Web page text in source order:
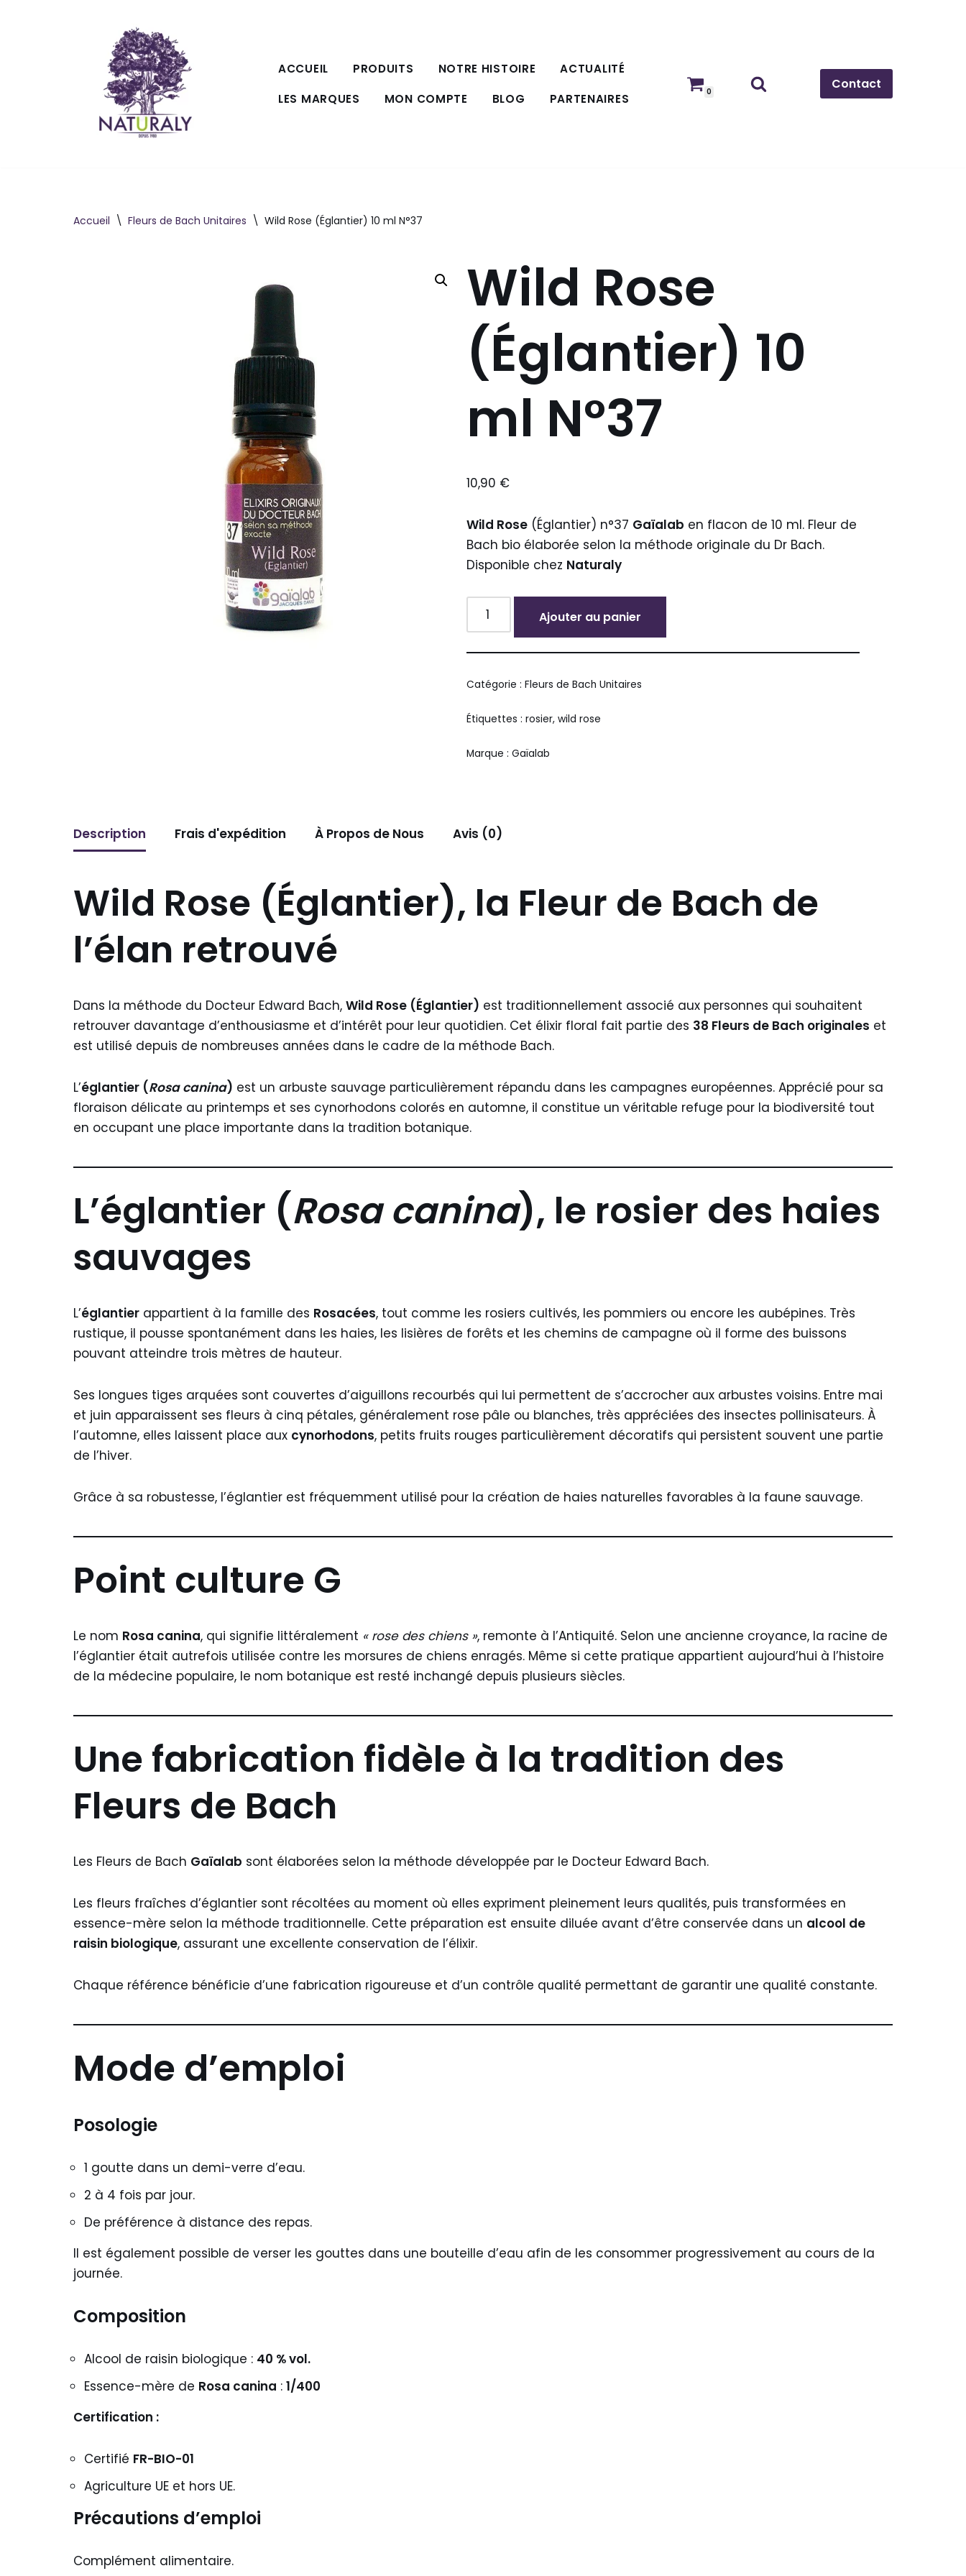
ACCUEIL PRODUITS NOTRE HISTOIRE
ACTUALITÉ
LES MARQUES
MON COMPTE BLOG PARTENAIRES 0 Contact
Accueil \ Fleurs de Bach Unitaires \ Wild Rose (Églantier) 10 ml N°37
Wild Rose
(Églantier) 10
ml N°37
10,90 €
Wild Rose (Églantier) n°37 Gaïalab en flacon de 10 ml. Fleur de
Bach bio élaborée selon la méthode originale du Dr Bach.
Disponible chez Naturaly
Ajouter au panier
Alternative:
Catégorie :Fleurs de Bach Unitaires
Étiquettes :rosier,wild rose
Marque :Gaïalab
Description Frais d'expédition À Propos de Nous Avis (0)
Wild Rose (Églantier), la Fleur de Bach de
l’élan retrouvé
Dans la méthode du Docteur Edward Bach, Wild Rose (Églantier) est traditionnellement associé aux personnes qui souhaitent
retrouver davantage d’enthousiasme et d’intérêt pour leur quotidien. Cet élixir floral fait partie des 38 Fleurs de Bach originales et
est utilisé depuis de nombreuses années dans le cadre de la méthode Bach.
L’églantier (Rosa canina) est un arbuste sauvage particulièrement répandu dans les campagnes européennes. Apprécié pour sa
floraison délicate au printemps et ses cynorhodons colorés en automne, il constitue un véritable refuge pour la biodiversité tout
en occupant une place importante dans la tradition botanique.
L’églantier (Rosa canina), le rosier des haies
sauvages
L’églantier appartient à la famille des Rosacées, tout comme les rosiers cultivés, les pommiers ou encore les aubépines. Très
rustique, il pousse spontanément dans les haies, les lisières de forêts et les chemins de campagne où il forme des buissons
pouvant atteindre trois mètres de hauteur.
Ses longues tiges arquées sont couvertes d’aiguillons recourbés qui lui permettent de s’accrocher aux arbustes voisins. Entre mai
et juin apparaissent ses fleurs à cinq pétales, généralement rose pâle ou blanches, très appréciées des insectes pollinisateurs. À
l’automne, elles laissent place aux cynorhodons, petits fruits rouges particulièrement décoratifs qui persistent souvent une partie
de l’hiver.
Grâce à sa robustesse, l’églantier est fréquemment utilisé pour la création de haies naturelles favorables à la faune sauvage.
Point culture G
Le nom Rosa canina, qui signifie littéralement « rose des chiens », remonte à l’Antiquité. Selon une ancienne croyance, la racine de
l’églantier était autrefois utilisée contre les morsures de chiens enragés. Même si cette pratique appartient aujourd’hui à l’histoire
de la médecine populaire, le nom botanique est resté inchangé depuis plusieurs siècles.
Une fabrication fidèle à la tradition des
Fleurs de Bach
Les Fleurs de Bach Gaïalab sont élaborées selon la méthode développée par le Docteur Edward Bach.
Les fleurs fraîches d’églantier sont récoltées au moment où elles expriment pleinement leurs qualités, puis transformées en
essence-mère selon la méthode traditionnelle. Cette préparation est ensuite diluée avant d’être conservée dans un alcool de
raisin biologique, assurant une excellente conservation de l’élixir.
Chaque référence bénéficie d’une fabrication rigoureuse et d’un contrôle qualité permettant de garantir une qualité constante.
Mode d’emploi
Posologie
1 goutte dans un demi-verre d’eau.
2 à 4 fois par jour.
De préférence à distance des repas.
Il est également possible de verser les gouttes dans une bouteille d’eau afin de les consommer progressivement au cours de la
journée.
Composition
Alcool de raisin biologique : 40 % vol.
Essence-mère de Rosa canina : 1/400
Certification :
Certifié FR-BIO-01
Agriculture UE et hors UE.
Précautions d’emploi
Complément alimentaire.